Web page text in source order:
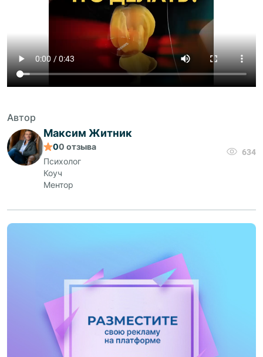
Автор
Максим Житник
00 отзыва
Психолог
Коуч
Ментор
634